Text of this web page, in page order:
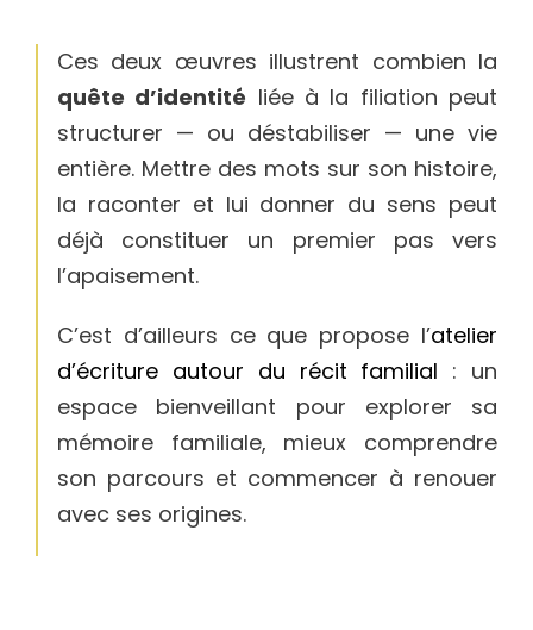
Ces deux œuvres illustrent combien la
quête d’identité liée à la filiation peut
structurer — ou déstabiliser — une vie
entière. Mettre des mots sur son histoire,
la raconter et lui donner du sens peut
déjà constituer un premier pas vers
l’apaisement.
C’est d’ailleurs ce que propose l’atelier
d’écriture autour du récit familial : un
espace bienveillant pour explorer sa
mémoire familiale, mieux comprendre
son parcours et commencer à renouer
avec ses origines.